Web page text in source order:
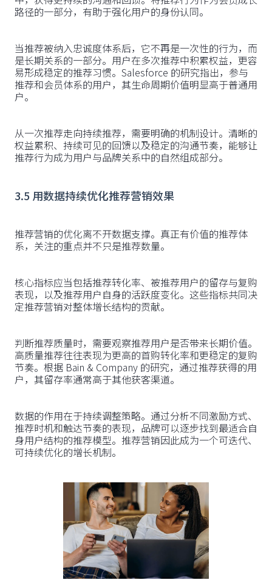
路径的一部分，有助于强化用户的身份认同。
当推荐被纳入忠诚度体系后，它不再是一次性的行为，而
是长期关系的一部分。用户在多次推荐中积累权益，更容
易形成稳定的推荐习惯。Salesforce 的研究指出，参与
推荐和会员体系的用户，其生命周期价值明显高于普通用
户。
从一次推荐走向持续推荐，需要明确的机制设计。清晰的
权益累积、持续可见的回馈以及稳定的沟通节奏，能够让
推荐行为成为用户与品牌关系中的自然组成部分。
3.5 用数据持续优化推荐营销效果
推荐营销的优化离不开数据支撑。真正有价值的推荐体
系，关注的重点并不只是推荐数量。
核心指标应当包括推荐转化率、被推荐用户的留存与复购
表现，以及推荐用户自身的活跃度变化。这些指标共同决
定推荐营销对整体增长结构的贡献。
判断推荐质量时，需要观察推荐用户是否带来长期价值。
高质量推荐往往表现为更高的首购转化率和更稳定的复购
节奏。根据 Bain & Company 的研究，通过推荐获得的用
户，其留存率通常高于其他获客渠道。
数据的作用在于持续调整策略。通过分析不同激励方式、
推荐时机和触达节奏的表现，品牌可以逐步找到最适合自
身用户结构的推荐模型。推荐营销因此成为一个可迭代、
可持续优化的增长机制。